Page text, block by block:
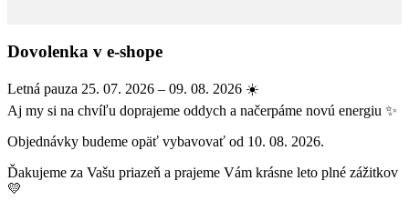
Dovolenka v e-shope
Letná pauza 25. 07. 2026 – 09. 08. 2026 ☀️
Aj my si na chvíľu doprajeme oddych a načerpáme novú energiu ✨
Objednávky budeme opäť vybavovať od 10. 08. 2026.
Ďakujeme za Vašu priazeň a prajeme Vám krásne leto plné zážitkov
💛